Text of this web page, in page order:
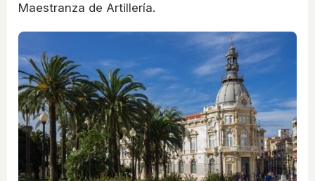
Maestranza de Artillería.